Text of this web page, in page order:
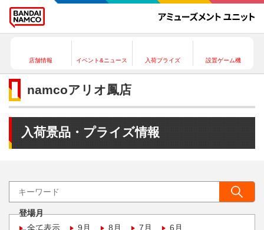
店舗情報 イベント&ニュース 入荷プライズ 設置ゲーム機
namcoアリオ鳳店
入荷景品・プライズ情報
登場月
全て表示
9月 8月 7月 6月